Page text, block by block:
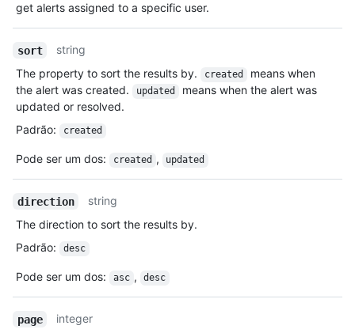
get alerts assigned to a specific user.
sort
string
The property to sort the results by.
created
means when
the alert was created.
updated
means when the alert was
updated or resolved.
Padrão: created
Pode ser um dos: created , updated
direction
string
The direction to sort the results by.
Padrão: desc
Pode ser um dos: asc , desc
page
integer